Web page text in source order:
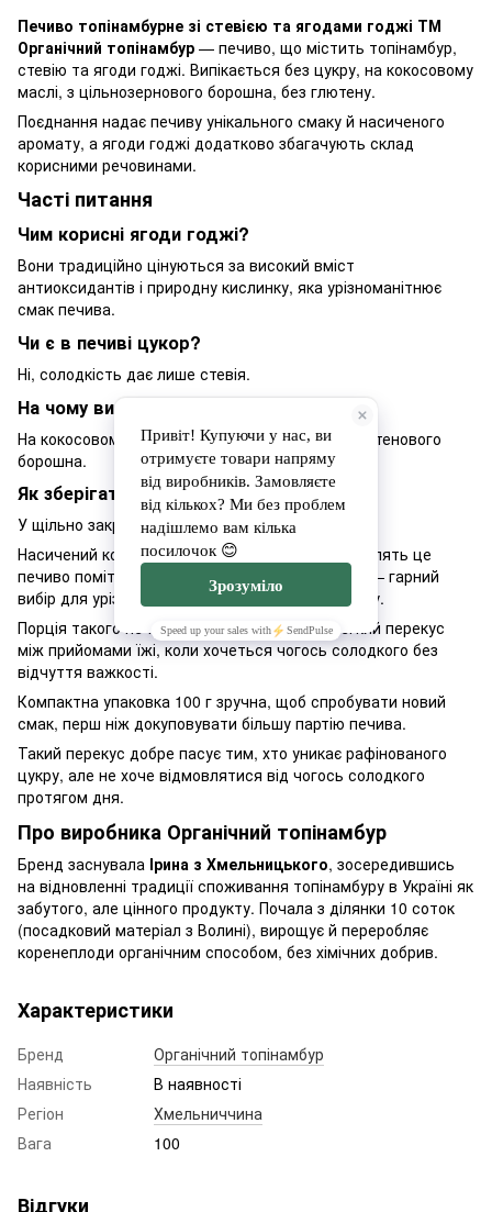
Печиво топінамбурне зі стевією та ягодами годжі ТМ
Органічний топінамбур — печиво, що містить топінамбур,
стевію та ягоди годжі. Випікається без цукру, на кокосовому
маслі, з цільнозернового борошна, без глютену.
Поєднання надає печиву унікального смаку й насиченого
аромату, а ягоди годжі додатково збагачують склад
корисними речовинами.
Часті питання
Чим корисні ягоди годжі?
Вони традиційно цінуються за високий вміст
антиоксидантів і природну кислинку, яка урізноманітнює
смак печива.
Чи є в печиві цукор?
Ні, солодкість дає лише стевія.
На чому випікається печиво?
На кокосовому маслі, з цільнозернового безглютенового
борошна.
Як зберігати печиво?
У щільно закритій упаковці в сухому місці.
Насичений колір і легка кислинка ягід годжі роблять це
печиво помітним серед інших варіантів лінійки — гарний
вибір для урізноманітнення щоденного перекусу.
Порція такого печива добре підходить як легкий перекус
між прийомами їжі, коли хочеться чогось солодкого без
відчуття важкості.
Компактна упаковка 100 г зручна, щоб спробувати новий
смак, перш ніж докуповувати більшу партію печива.
Такий перекус добре пасує тим, хто уникає рафінованого
цукру, але не хоче відмовлятися від чогось солодкого
протягом дня.
Про виробника Органічний топінамбур
Бренд заснувала Ірина з Хмельницького, зосередившись
на відновленні традиції споживання топінамбуру в Україні як
забутого, але цінного продукту. Почала з ділянки 10 соток
(посадковий матеріал з Волині), вирощує й переробляє
коренеплоди органічним способом, без хімічних добрив.
Характеристики
Бренд
Органічний топінамбур
Наявність
В наявності
Регіон
Хмельниччина
Вага
100
Відгуки